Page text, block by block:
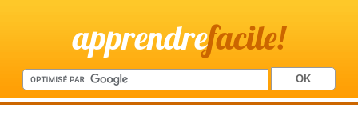
apprendrefacile!